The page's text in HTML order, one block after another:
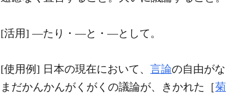
[活用] ―たり・―と・―として。
[使用例] 日本の現在において、 言論の自由が
まだかんかんがくがくの議論が、きかれた［